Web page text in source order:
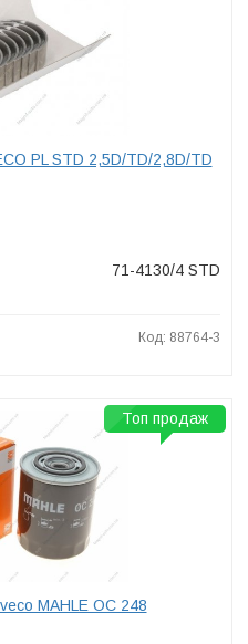
PL STD 2,5D/TD/2,8D/TD
71-4130/4 STD
Код: 88764-3
MAHLE OC 248
Топ продаж